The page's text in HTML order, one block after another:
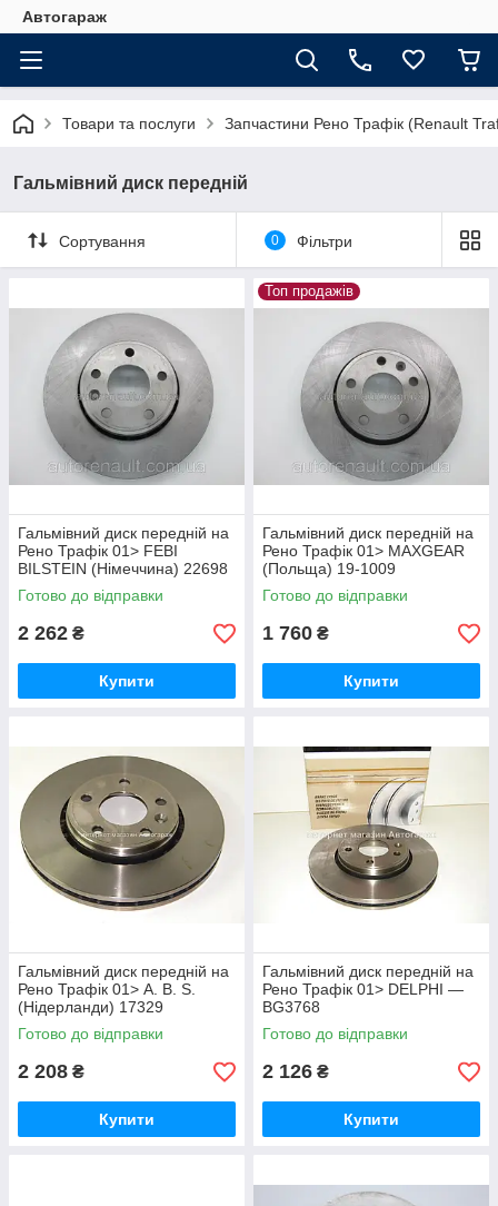
Автогараж
Товари та послуги Запчастини Рено Трафік (Renault
Гальмівний диск передній
Сортування 0 Фільтри
Гальмівний диск передній на
Рено Трафік 01> FEBI
BILSTEIN (Німеччина) 22698
Готово до відправки
2 262 ₴
Купити
Топ продажів
Гальмівний диск передній на
Рено Трафік 01> MAXGEAR
(Польща) 19-1009
Готово до відправки
1 760 ₴
Купити
Гальмівний диск передній на
Рено Трафік 01> A. B. S.
(Нідерланди) 17329
Готово до відправки
2 208 ₴
Купити
Гальмівний диск передній на
Рено Трафік 01> DELPHI —
BG3768
Готово до відправки
2 126 ₴
Купити